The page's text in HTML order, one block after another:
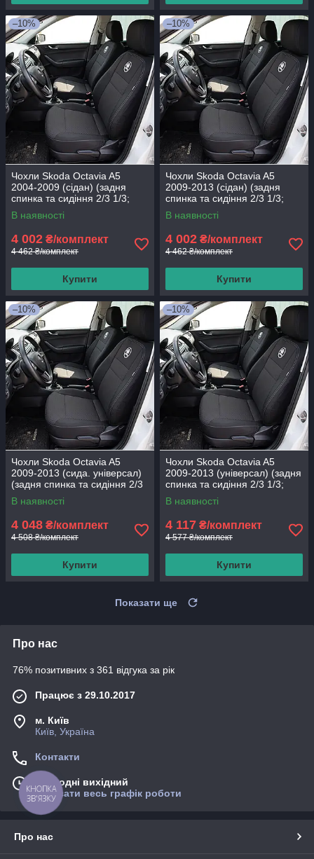
–10%
Чохли Skoda Octavia A5
2004-2009 (сідан) (задня
спинка та сидіння 2/3 1/3;
бочки; 4 підголівники)
В наявності
4 002 ₴/комплект
4 462 ₴/комплект
Купити
–10%
Чохли Skoda Octavia A5
2009-2013 (сідан) (задня
спинка та сидіння 2/3 1/3;
бочки; 4 підголівники; airbag)
В наявності
4 002 ₴/комплект
4 462 ₴/комплект
Купити
–10%
Чохли Skoda Octavia A5
2009-2013 (сида. універсал)
(задня спинка та сидіння 2/3
1/3; бочки; передній і задній
В наявності
4 048 ₴/комплект
4 508 ₴/комплект
Купити
–10%
Чохли Skoda Octavia A5
2009-2013 (універсал) (задня
спинка та сидіння 2/3 1/3;
бочки; передній і задній
В наявності
4 117 ₴/комплект
4 577 ₴/комплект
Купити
Показати ще
Про нас
76% позитивних з 361 відгука за рік
Працює з 29.10.2017
м. Київ
Київ, Україна
Контакти
Сьогодні вихідний
Показати весь графік роботи
Про нас
КНОПКА
ЗВ'ЯЗКУ